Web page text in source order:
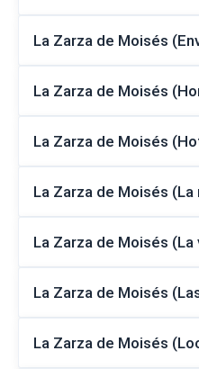
La Zarza de Moisés
La Zarza de Moisés
La Zarza de Moisés
La Zarza de Moisés
La Zarza de Moisés